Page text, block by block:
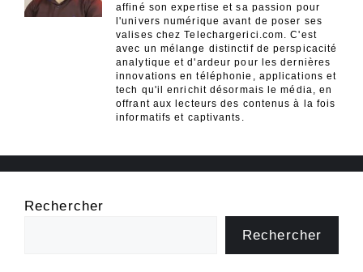
affiné son expertise et sa passion pour
l'univers numérique avant de poser ses
valises chez Telechargerici.com. C'est
avec un mélange distinctif de perspicacité
analytique et d'ardeur pour les dernières
innovations en téléphonie, applications et
tech qu'il enrichit désormais le média, en
offrant aux lecteurs des contenus à la fois
informatifs et captivants.
Rechercher
Rechercher